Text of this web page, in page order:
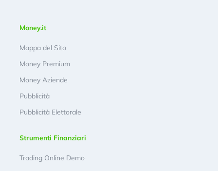
Money.it
Mappa del Sito
Money Premium
Money Aziende
Pubblicità
Pubblicità Elettorale
Strumenti Finanziari
Trading Online Demo